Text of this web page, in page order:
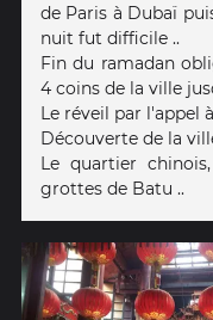
de Paris à Dubaï
nuit fut difficile ..
Fin du ramadan
4 coins de la ville
Le réveil par l'appel
Découverte de la
Le quartier
grottes de Batu ..